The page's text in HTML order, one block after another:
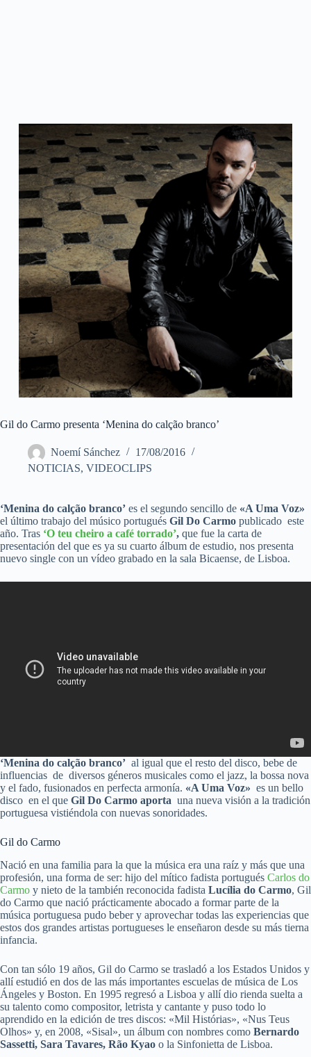
Gil do Carmo presenta ‘Menina do calção branco’
Noemí Sánchez
17/08/2016
NOTICIAS, VIDEOCLIPS
‘Menina do calção branco’ es el segundo sencillo de «A Uma Voz»
el último trabajo del músico portugués Gil Do Carmo publicado este
año. Tras ‘O teu cheiro a café torrado’, que fue la carta de
presentación del que es ya su cuarto álbum de estudio, nos presenta
nuevo single con un vídeo grabado en la sala Bicaense, de Lisboa.
‘Menina do calção branco’ al igual que el resto del disco, bebe de
influencias de diversos géneros musicales como el jazz, la bossa nova
y el fado, fusionados en perfecta armonía. «A Uma Voz» es un bello
disco en el que Gil Do Carmo aporta una nueva visión a la tradición
portuguesa vistiéndola con nuevas sonoridades.
Gil do Carmo
Nació en una familia para la que la música era una raíz y más que una
profesión, una forma de ser: hijo del mítico fadista portugués Carlos do
Carmo y nieto de la también reconocida fadista Lucília do Carmo, Gil
do Carmo que nació prácticamente abocado a formar parte de la
música portuguesa pudo beber y aprovechar todas las experiencias que
estos dos grandes artistas portugueses le enseñaron desde su más tierna
infancia.
Con tan sólo 19 años, Gil do Carmo se trasladó a los Estados Unidos y
allí estudió en dos de las más importantes escuelas de música de Los
Ángeles y Boston. En 1995 regresó a Lisboa y allí dio rienda suelta a
su talento como compositor, letrista y cantante y puso todo lo
aprendido en la edición de tres discos: «Mil Histórias», «Nus Teus
Olhos» y, en 2008, «Sisal», un álbum con nombres como Bernardo
Sassetti, Sara Tavares, Rão Kyao o la Sinfonietta de Lisboa.